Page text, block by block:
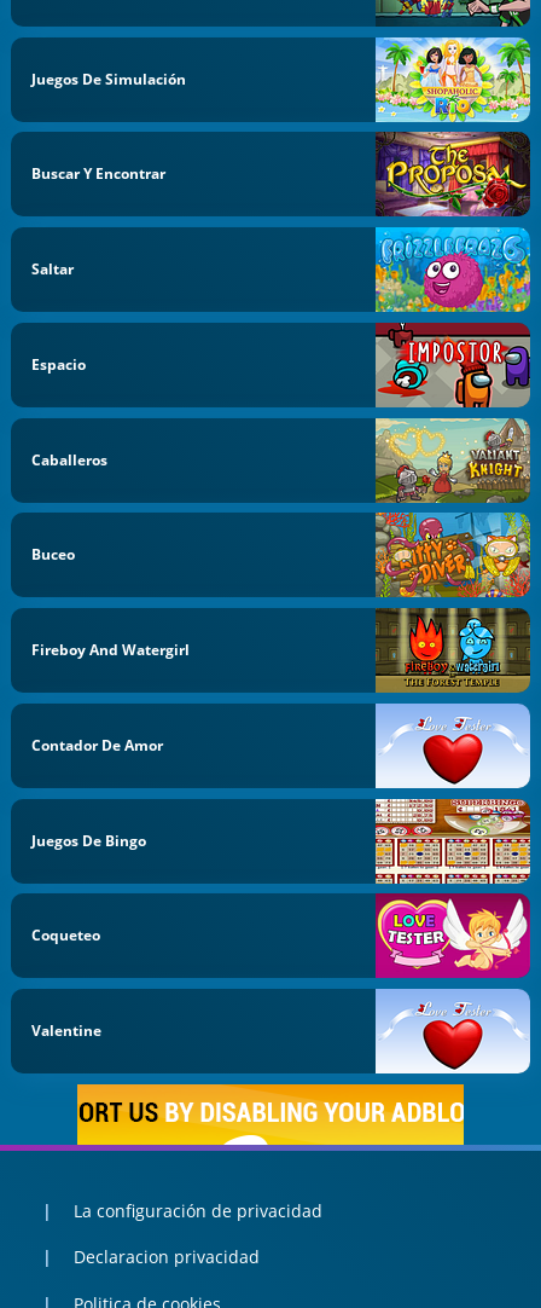
Juegos De Simulación
Buscar Y Encontrar
Saltar
Espacio
Caballeros
Buceo
Fireboy And Watergirl
Contador De Amor
Juegos De Bingo
Coqueteo
Valentine
La configuración de privacidad
Declaracion privacidad
Politica de cookies